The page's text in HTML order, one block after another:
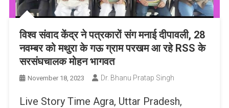
विश्व संवाद केंद्र ने पत्रकारों संग मनाई दीपावली, 28
नवम्बर को मथुरा के गऊ ग्राम परखम आ रहे RSS के
सरसंघचालक मोहन भागवत
November 18, 2023 Dr. Bhanu Pratap Singh
Live Story Time Agra, Uttar Pradesh,